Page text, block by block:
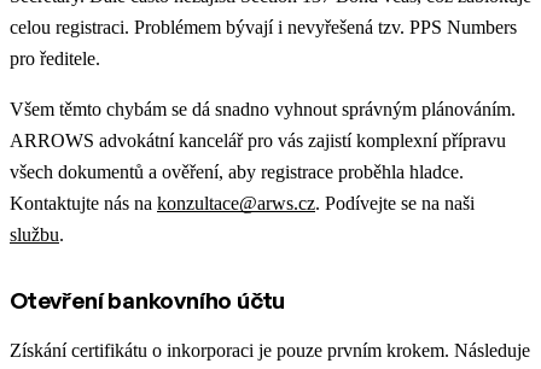
celou registraci. Problémem bývají i nevyřešená tzv. PPS Numbers
pro ředitele.
Všem těmto chybám se dá snadno vyhnout správným plánováním.
ARROWS advokátní kancelář pro vás zajistí komplexní přípravu
všech dokumentů a ověření, aby registrace proběhla hladce.
Kontaktujte nás na konzultace@arws.cz. Podívejte se na naši
službu.
Otevření bankovního účtu
Získání certifikátu o inkorporaci je pouze prvním krokem. Následuje